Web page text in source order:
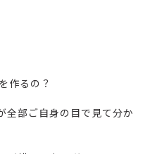
作るの？
全部ご自身の目で見て分か